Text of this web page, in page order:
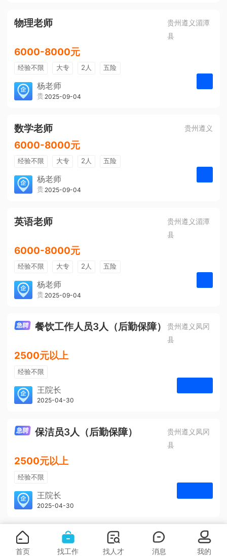
物理老师
贵州遵义湄潭
县
6000-8000元
经验不限 大专 2人
五险
带薪年假
年终奖
免费培训
包住宿
杨老师
贵州大美前程文化发展有限公司
2025-09-04
数学老师 贵州遵义
6000-8000元
经验不限 大专 2人
五险
带薪年假
年终奖
免费培训
包住宿
杨老师
贵州大美前程文化发展有限公司
2025-09-04
英语老师
贵州遵义湄潭
县
6000-8000元
经验不限 大专 2人
五险
带薪年假
年终奖
免费培训
包住宿
杨老师
贵州大美前程文化发展有限公司
2025-09-04
餐饮工作人员3人（后勤保障）
贵州遵义凤冈
县
2500元以上
经验不限
学历不限
3人
王院长
凤冈安宁医院
2025-04-30
保洁员3人（后勤保障）
贵州遵义凤冈
县
2500元以上
经验不限
学历不限
3人
王院长
凤冈安宁医院
2025-04-30
首页 找工作 找人才 消息 我的